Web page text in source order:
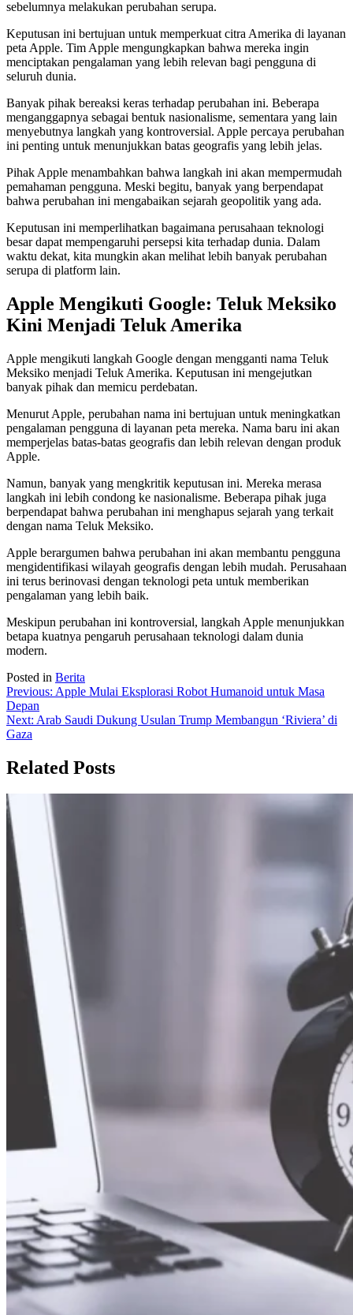
sebelumnya melakukan perubahan serupa.
Keputusan ini bertujuan untuk memperkuat citra Amerika di layanan
peta Apple. Tim Apple mengungkapkan bahwa mereka ingin
menciptakan pengalaman yang lebih relevan bagi pengguna di
seluruh dunia.
Banyak pihak bereaksi keras terhadap perubahan ini. Beberapa
menganggapnya sebagai bentuk nasionalisme, sementara yang lain
menyebutnya langkah yang kontroversial. Apple percaya perubahan
ini penting untuk menunjukkan batas geografis yang lebih jelas.
Pihak Apple menambahkan bahwa langkah ini akan mempermudah
pemahaman pengguna. Meski begitu, banyak yang berpendapat
bahwa perubahan ini mengabaikan sejarah geopolitik yang ada.
Keputusan ini memperlihatkan bagaimana perusahaan teknologi
besar dapat mempengaruhi persepsi kita terhadap dunia. Dalam
waktu dekat, kita mungkin akan melihat lebih banyak perubahan
serupa di platform lain.
Apple Mengikuti Google: Teluk Meksiko
Kini Menjadi Teluk Amerika
Apple mengikuti langkah Google dengan mengganti nama Teluk
Meksiko menjadi Teluk Amerika. Keputusan ini mengejutkan
banyak pihak dan memicu perdebatan.
Menurut Apple, perubahan nama ini bertujuan untuk meningkatkan
pengalaman pengguna di layanan peta mereka. Nama baru ini akan
memperjelas batas-batas geografis dan lebih relevan dengan produk
Apple.
Namun, banyak yang mengkritik keputusan ini. Mereka merasa
langkah ini lebih condong ke nasionalisme. Beberapa pihak juga
berpendapat bahwa perubahan ini menghapus sejarah yang terkait
dengan nama Teluk Meksiko.
Apple berargumen bahwa perubahan ini akan membantu pengguna
mengidentifikasi wilayah geografis dengan lebih mudah. Perusahaan
ini terus berinovasi dengan teknologi peta untuk memberikan
pengalaman yang lebih baik.
Meskipun perubahan ini kontroversial, langkah Apple menunjukkan
betapa kuatnya pengaruh perusahaan teknologi dalam dunia
modern.
Posted in Berita
Navigasi
pos
Previous: Apple Mulai Eksplorasi Robot Humanoid untuk Masa
Depan
Next: Arab Saudi Dukung Usulan Trump Membangun ‘Riviera’ di
Gaza
Related Posts